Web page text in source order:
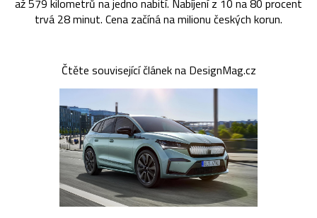
až 579 kilometrů na jedno nabití. Nabíjení z 10 na 80 procent
trvá 28 minut. Cena začíná na milionu českých korun.
Čtěte související článek na DesignMag.cz